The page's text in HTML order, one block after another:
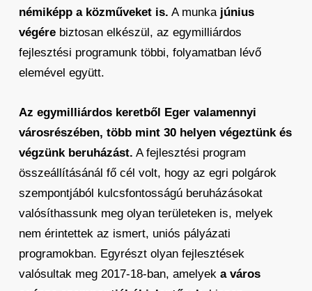
némiképp a közműveket is. A munka június
végérebiztosan elkészül, az egymilliárdos
fejlesztési programunk többi, folyamatban lévő
elemével együtt.
Az egymilliárdos keretből Eger valamennyi
városrészében, több mint 30 helyen végeztünk és
végzünk beruházást. A fejlesztési program
összeállításánál fő cél volt, hogy az egri polgárok
szempontjából kulcsfontosságú beruházásokat
valósíthassunk meg olyan területeken is, melyek
nem érintettek az ismert, uniós pályázati
programokban. Egyrészt olyan fejlesztések
valósultak meg 2017-18-ban, amelyek a város